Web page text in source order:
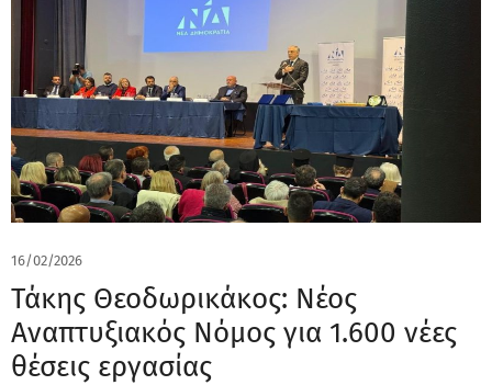
16/02/2026
Τάκης Θεοδωρικάκος: Νέος
Αναπτυξιακός Νόμος για 1.600 νέες
θέσεις εργασίας